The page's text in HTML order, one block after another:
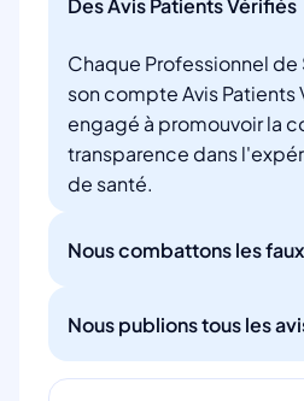
Des Avis Patients Vérifiés
Chaque Professionnel
son compte Avis Patients
engagé à promouvoir la
transparence dans
de santé.
Nous combattons les
Nous publions tous les